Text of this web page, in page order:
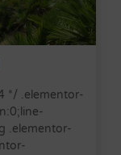
*/ .elementor-
.elementor-